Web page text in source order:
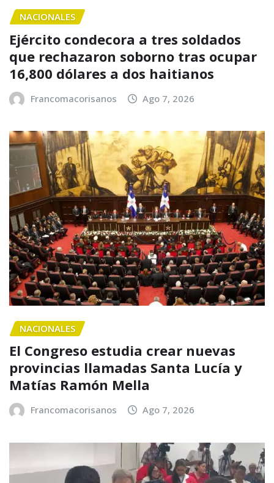
NACIONALES
Ejército condecora a tres soldados
que rechazaron soborno tras ocupar
16,800 dólares a dos haitianos
Francomacorisanos Ago 7, 2026
NACIONALES
El Congreso estudia crear nuevas
provincias llamadas Santa Lucía y
Matías Ramón Mella
Francomacorisanos Ago 7, 2026